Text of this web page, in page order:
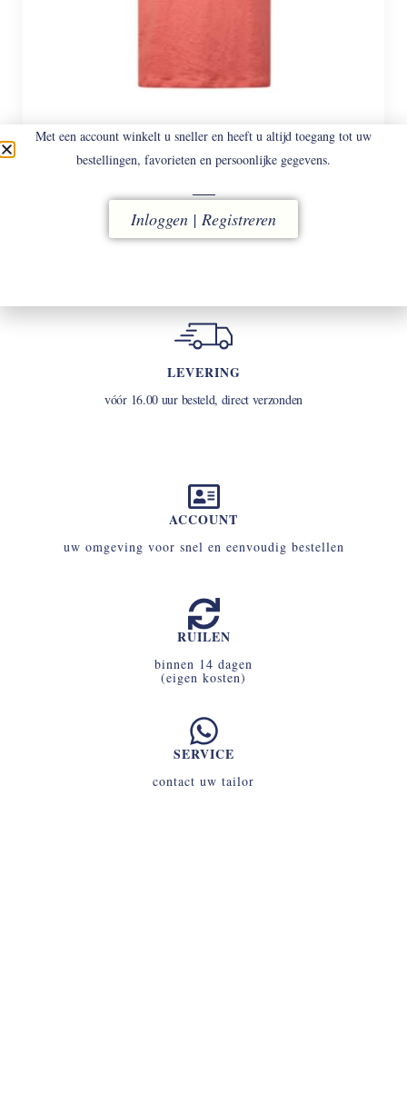
STENSTROMS 2420 / 650
LEVERING
vóór 16.00 uur besteld, direct verzonden
ACCOUNT
uw omgeving voor snel en eenvoudig bestellen
RUILEN
binnen 14 dagen
(eigen kosten)
SERVICE
contact uw tailor
Met een account winkelt u sneller en heeft u altijd toegang tot uw
bestellingen, favorieten en persoonlijke gegevens.
Inloggen | Registreren